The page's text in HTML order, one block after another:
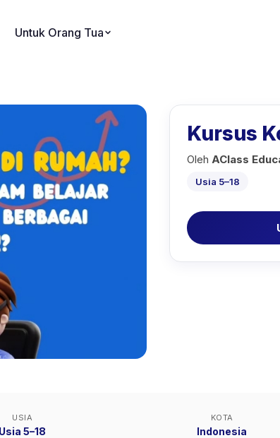
Untuk Orang Tua
Kursus
Oleh AClass
Usia 5–18
USIA
Usia 5–18
KOTA
Indonesia